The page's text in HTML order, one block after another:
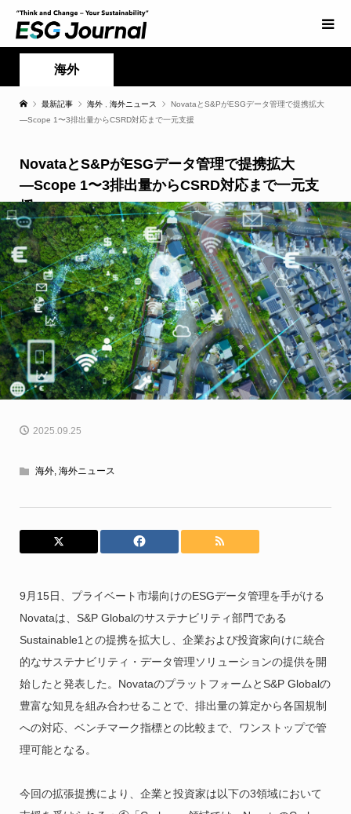
海外
最新記事 海外 海外ニュース
NovataとS&PがESGデータ管理で提携拡大
―Scope 1〜3排出量からCSRD対応まで一元支援
NovataとS&PがESGデータ管理で提携拡大
―Scope 1〜3排出量からCSRD対応まで一元支
援
2025.09.25
海外, 海外ニュース
9月15日、プライベート市場向けのESGデータ管理を手がける
Novataは、S&P Globalのサステナビリティ部門である
Sustainable1との提携を拡大し、企業および投資家向けに統合
的なサステナビリティ・データ管理ソリューションの提供を開
始したと発表した。NovataのプラットフォームとS&P Globalの
豊富な知見を組み合わせることで、排出量の算定から各国規制
への対応、ベンチマーク指標との比較まで、ワンストップで管
理可能となる。
今回の拡張提携により、企業と投資家は以下の3領域において